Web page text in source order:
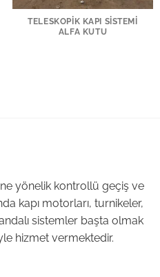
TELESKOPIK KAPI SISTEMI
ALFA KUTU
yönelik kontrollü geçiş ve
kapı motorları, turnikeler,
sistemler başta olmak
hizmet vermektedir.